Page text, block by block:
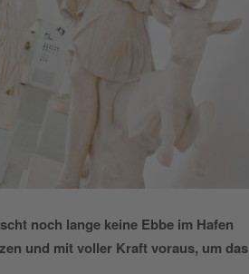
noch lange keine Ebbe im Hafen
und mit voller Kraft voraus, um das